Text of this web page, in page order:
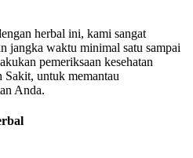
herbal ini, kami sangat
jangka waktu minimal satu sampai
pemeriksaan kesehatan
untuk memantau
Anda.